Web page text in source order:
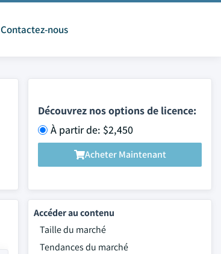
Contactez-nous
Découvrez nos options de licence:
À partir de: $2,450
Acheter Maintenant
Accéder au contenu
Taille du marché
Tendances du marché